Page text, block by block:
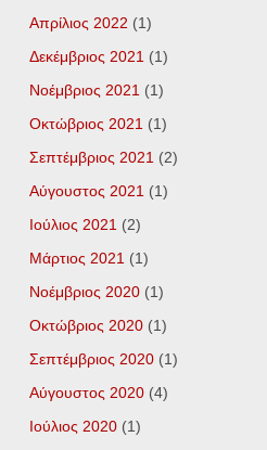
Απρίλιος 2022 (1)
Δεκέμβριος 2021 (1)
Νοέμβριος 2021 (1)
Οκτώβριος 2021 (1)
Σεπτέμβριος 2021 (2)
Αύγουστος 2021 (1)
Ιούλιος 2021 (2)
Μάρτιος 2021 (1)
Νοέμβριος 2020 (1)
Οκτώβριος 2020 (1)
Σεπτέμβριος 2020 (1)
Αύγουστος 2020 (4)
Ιούλιος 2020 (1)